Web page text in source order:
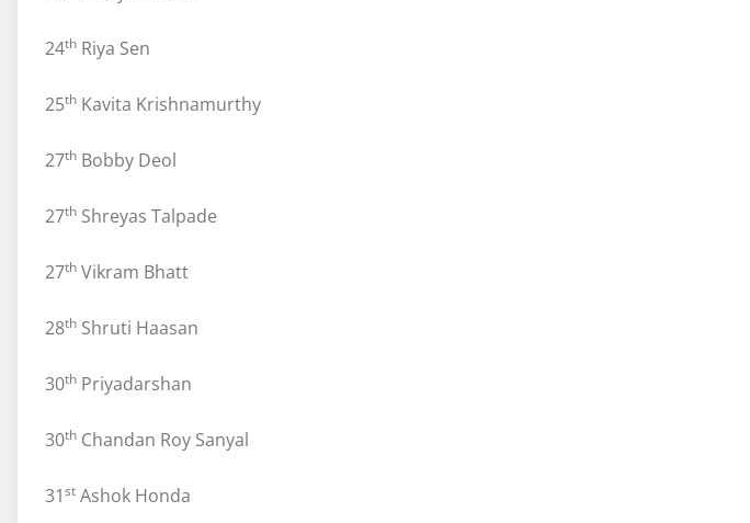
24th Riya Sen
25th Kavita Krishnamurthy
27th Bobby Deol
27th Shreyas Talpade
27th Vikram Bhatt
28th Shruti Haasan
30th Priyadarshan
30th Chandan Roy Sanyal
31st Ashok Honda